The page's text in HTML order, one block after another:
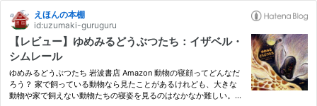
えほんの本棚
id:uzumaki-guruguru
【レビュー】ゆめみるどうぶつたち：イザベル・
シムレール
ゆめみるどうぶつたち 岩波書店 Amazon 動物の寝顔ってどんなだ
ろう？ 家で飼っている動物なら見たことがあるけれども、大きな
動物や家で飼えない動物たちの寝姿を見るのはなかなか難しい。